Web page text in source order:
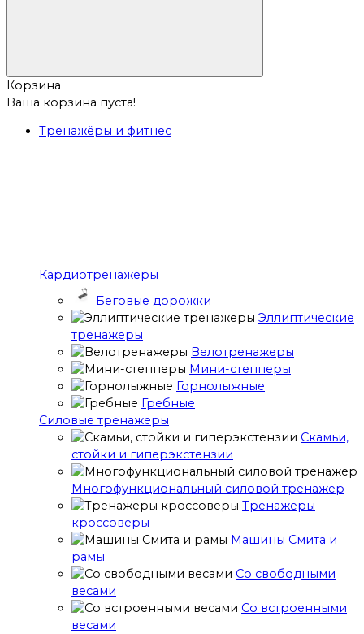
Корзина
Ваша корзина пуста!
Тренажёры и фитнес
Кардиотренажеры
Беговые дорожки
Эллиптические
тренажеры
Велотренажеры
Мини-степперы
Горнолыжные
Гребные
Cиловые тренажеры
Скамьи,
стойки и гиперэкстензии
Многофункциональный силовой тренажер
Тренажеры
кроссоверы
Машины Смита и
рамы
Со свободными
весами
Со встроенными
весами